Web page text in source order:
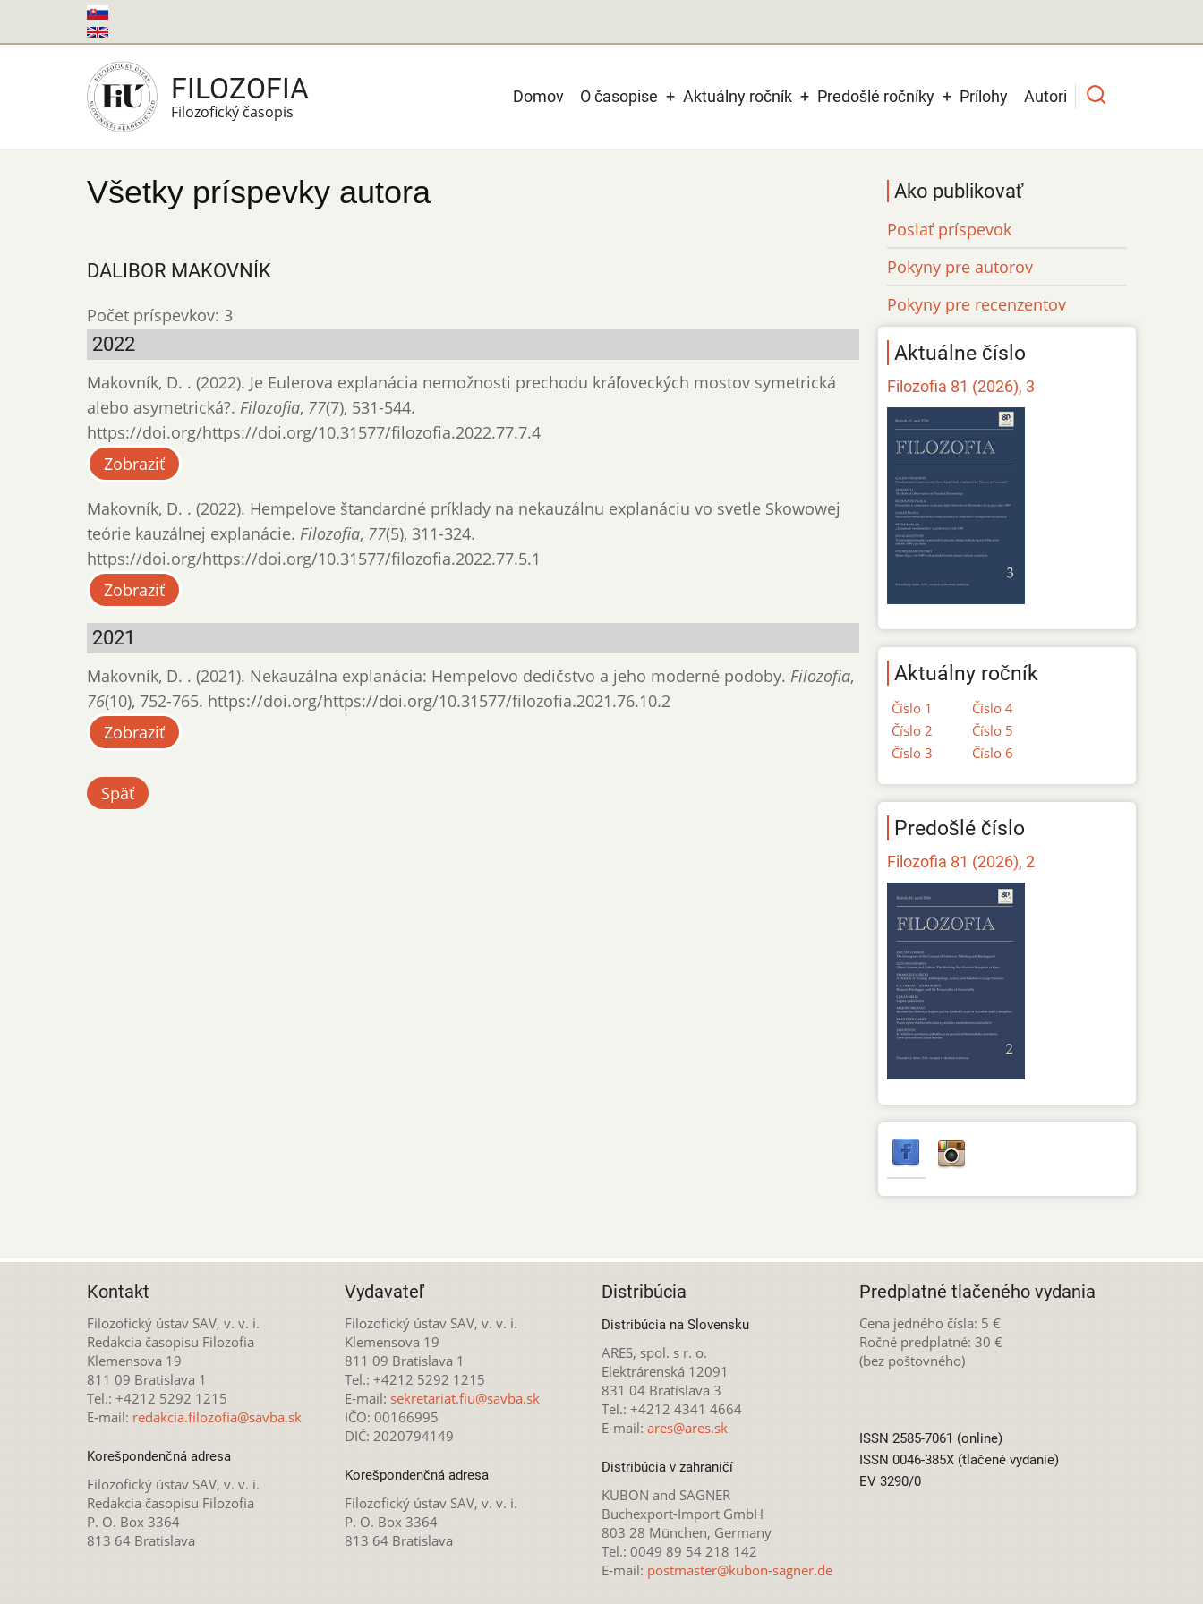
na
FILOZOFIA
Filozofický časopis
Main
Domov O časopise Aktuálny ročník Predošlé ročníky Prílohy Autori
Všetky príspevky autora
DALIBOR MAKOVNÍK
Počet príspevkov: 3
2022
Makovník, D. . (2022). Je Eulerova explanácia nemožnosti prechodu kráľoveckých mostov symetrická
alebo asymetrická?. Filozofia, 77(7), 531-544.
https://doi.org/https://doi.org/10.31577/filozofia.2022.77.7.4
Zobraziť
Makovník, D. . (2022). Hempelove štandardné príklady na nekauzálnu explanáciu vo svetle Skowowej
teórie kauzálnej explanácie. Filozofia, 77(5), 311-324.
https://doi.org/https://doi.org/10.31577/filozofia.2022.77.5.1
Zobraziť
2021
Makovník, D. . (2021). Nekauzálna explanácia: Hempelovo dedičstvo a jeho moderné podoby. Filozofia,
76(10), 752-765. https://doi.org/https://doi.org/10.31577/filozofia.2021.76.10.2
Zobraziť
Späť
Ako publikovať
Poslať príspevok
Pokyny pre autorov
Pokyny pre recenzentov
Aktuálne číslo
Filozofia 81 (2026), 3
Aktuálny ročník
Číslo 1
Číslo 2
Číslo 3
Číslo 4
Číslo 5
Číslo 6
Predošlé číslo
Filozofia 81 (2026), 2
Kontakt
Filozofický ústav SAV, v. v. i.
Redakcia časopisu Filozofia
Klemensova 19
811 09 Bratislava 1
Tel.: +4212 5292 1215
E-mail: redakcia.filozofia@savba.sk
Korešpondenčná adresa
Filozofický ústav SAV, v. v. i.
Redakcia časopisu Filozofia
P. O. Box 3364
813 64 Bratislava
Vydavateľ
Filozofický ústav SAV, v. v. i.
Klemensova 19
811 09 Bratislava 1
Tel.: +4212 5292 1215
E-mail: sekretariat.fiu@savba.sk
IČO: 00166995
DIČ: 2020794149
Korešpondenčná adresa
Filozofický ústav SAV, v. v. i.
P. O. Box 3364
813 64 Bratislava
Distribúcia
Distribúcia na Slovensku
ARES, spol. s r. o.
Elektrárenská 12091
831 04 Bratislava 3
Tel.: +4212 4341 4664
E-mail: ares@ares.sk
Distribúcia v zahraničí
KUBON and SAGNER
Buchexport-Import GmbH
803 28 München, Germany
Tel.: 0049 89 54 218 142
E-mail: postmaster@kubon-sagner.de
Predplatné tlačeného vydania
Cena jedného čísla: 5 €
Ročné predplatné: 30 €
(bez poštovného)
ISSN 2585-7061 (online)
ISSN 0046-385X (tlačené vydanie)
EV 3290/0